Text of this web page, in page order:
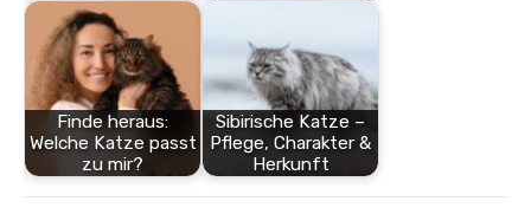
Finde heraus:
Welche Katze passt
zu mir?
Sibirische Katze –
Pflege, Charakter &
Herkunft